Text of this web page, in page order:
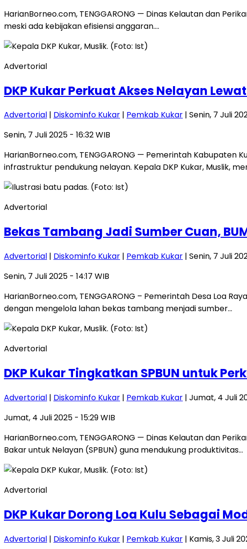
HarianBorneo.com, TENGGARONG — Dinas Kelautan dan
meski ada kebijakan efisiensi anggaran….
Advertorial
DKP Kukar Perkuat Akses Nelayan
Advertorial | Diskominfo Kukar | Pemkab Kukar | Senin, 7 Juli
Senin, 7 Juli 2025 - 16:32 WIB
HarianBorneo.com, TENGGARONG — Pemerintah
infrastruktur pendukung nelayan. Kepala DKP Kukar, Muslik,
Advertorial
Bekas Tambang Jadi Sumber Cuan,
Advertorial | Diskominfo Kukar | Pemkab Kukar | Senin, 7 Juli
Senin, 7 Juli 2025 - 14:17 WIB
HarianBorneo.com, TENGGARONG – Pemerintah Desa Loa
dengan mengelola lahan bekas tambang menjadi sumber…
Advertorial
DKP Kukar Tingkatkan SPBUN untuk
Advertorial | Diskominfo Kukar | Pemkab Kukar | Jumat, 4 Juli
Jumat, 4 Juli 2025 - 15:29 WIB
HarianBorneo.com, TENGGARONG — Dinas Kelautan dan
Bakar untuk Nelayan (SPBUN) guna mendukung produktivitas…
Advertorial
DKP Kukar Dorong Loa Kulu Sebagai
Advertorial | Diskominfo Kukar | Pemkab Kukar | Kamis, 3 Juli